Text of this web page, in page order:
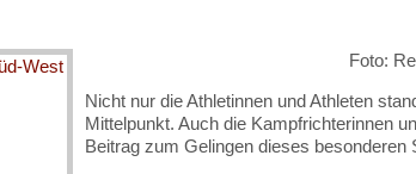
Foto:
Nicht nur die Athletinnen und Athleten
Mittelpunkt. Auch die Kampfrichterinnen
Beitrag zum Gelingen dieses besonderen